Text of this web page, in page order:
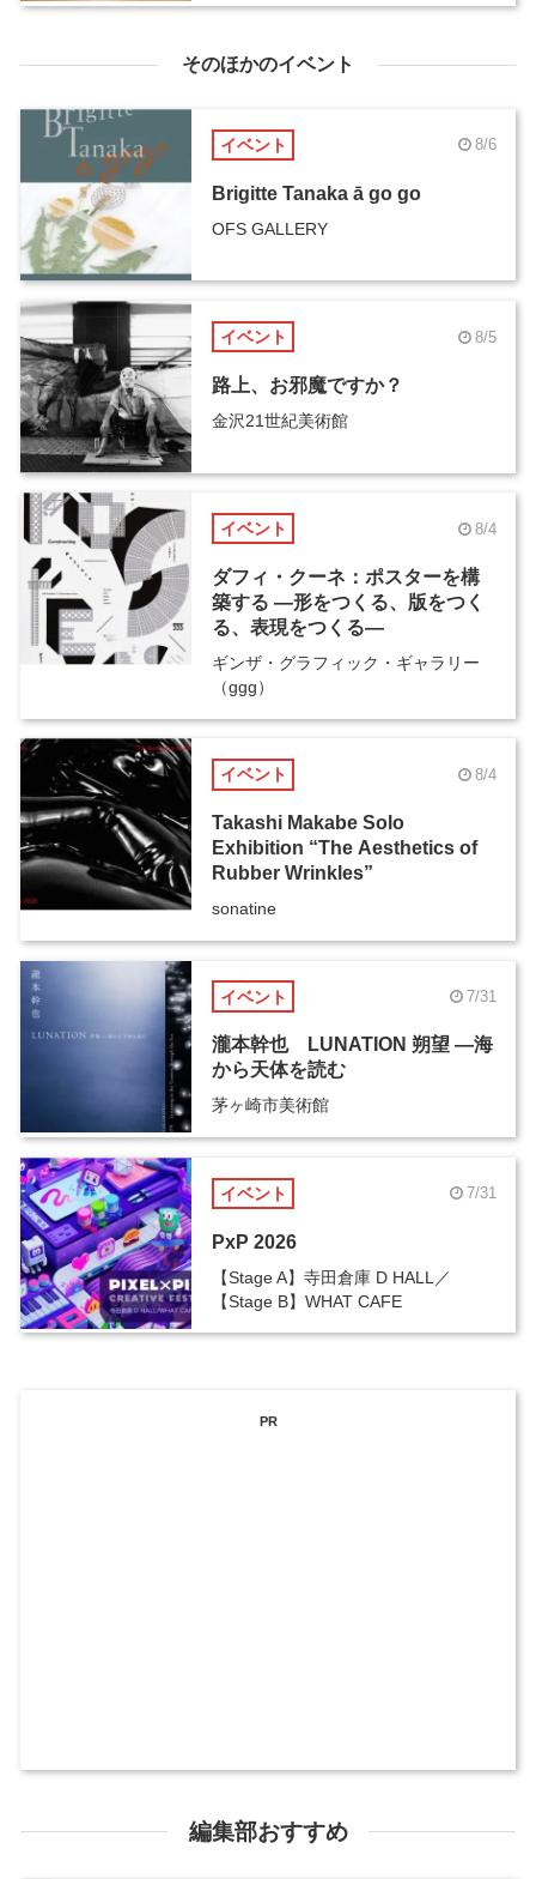
そのほかのイベント
イベント 8/6
Brigitte Tanaka ā go go
OFS GALLERY
イベント 8/5
路上、お邪魔ですか？
金沢21世紀美術館
イベント 8/4
ダフィ・クーネ：ポスターを構
築する ―形をつくる、版をつく
る、表現をつくる―
ギンザ・グラフィック・ギャラリー
（ggg）
イベント 8/4
Takashi Makabe Solo
Exhibition “The Aesthetics of
Rubber Wrinkles”
sonatine
イベント 7/31
瀧本幹也 LUNATION 朔望 ―海
から天体を読む
茅ヶ崎市美術館
イベント 7/31
PxP 2026
【Stage A】寺田倉庫 D HALL／
【Stage B】WHAT CAFE
PR
編集部おすすめ